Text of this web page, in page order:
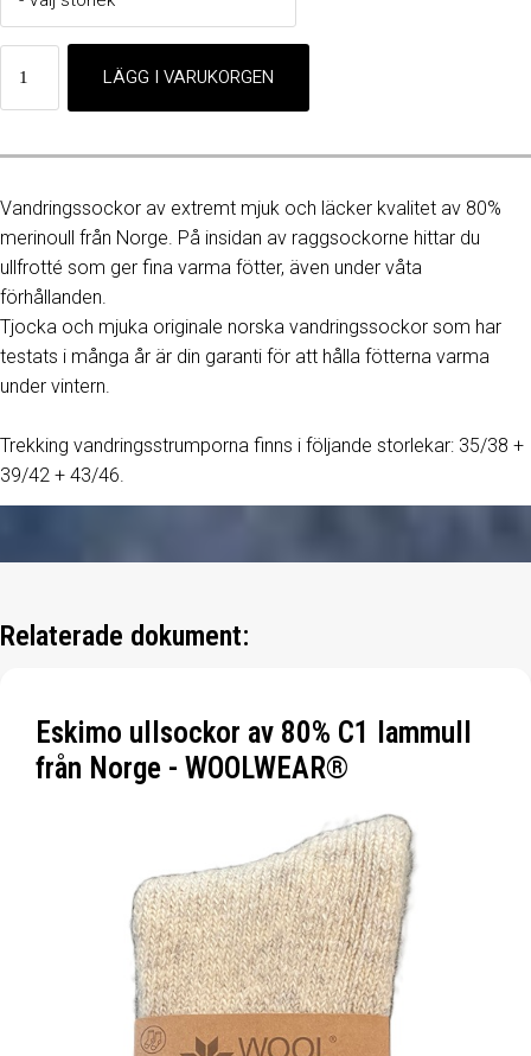
Vandringssockor av extremt mjuk och läcker kvalitet av 80%
merinoull från Norge. På insidan av raggsockorne hittar du
ullfrotté som ger fina varma fötter, även under våta
förhållanden.
Tjocka och mjuka originale norska vandringssockor som har
testats i många år är din garanti för att hålla fötterna varma
under vintern.
Trekking vandringsstrumporna finns i följande storlekar: 35/38 +
39/42 + 43/46.
Relaterade dokument:
Eskimo ullsockor av 80% C1 lammull
från Norge - WOOLWEAR®